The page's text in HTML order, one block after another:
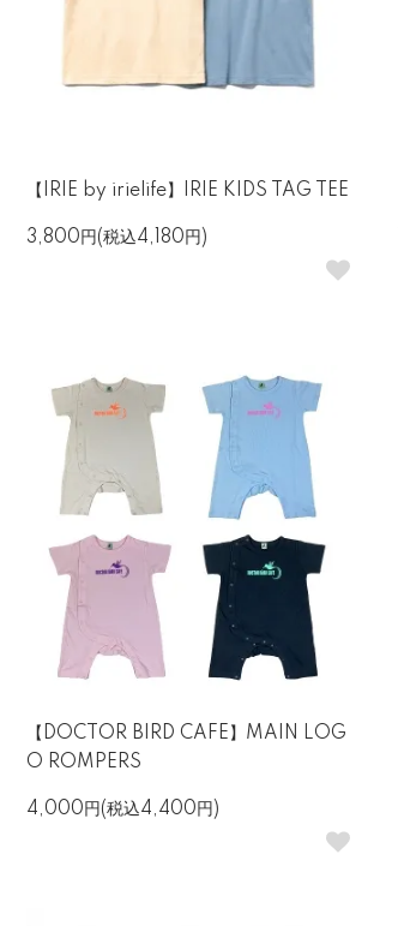
【IRIE by irielife】IRIE KIDS TAG TEE
3,800円(税込4,180円)
【DOCTOR BIRD CAFE】MAIN LOG
O ROMPERS
4,000円(税込4,400円)